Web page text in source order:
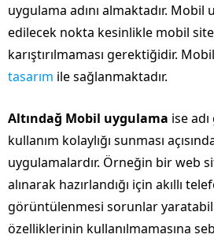
uygulama adını almaktadır.
edilecek nokta kesinlikle mobil
karıştırılmaması gerektiğidir.
tasarım ile sağlanmaktadır.
Altındağ Mobil uygulama ise
kullanım kolaylığı sunması
uygulamalardır. Örneğin bir web
alınarak hazırlandığı için akıllı
görüntülenmesi sorunlar
özelliklerinin kullanılmamasına